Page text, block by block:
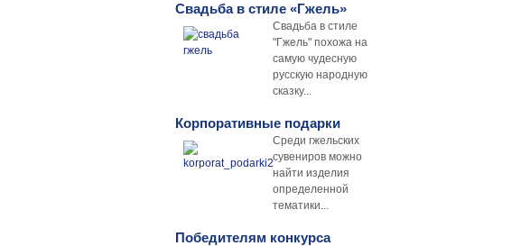
Свадьба в стиле «Гжель»
Свадьба в стиле
"Гжель" похожа на
самую чудесную
русскую народную
сказку...
Корпоративные подарки
Среди гжельских
сувениров можно
найти изделия
определенной
тематики...
Победителям конкурса